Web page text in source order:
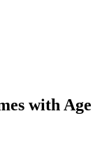
with Age